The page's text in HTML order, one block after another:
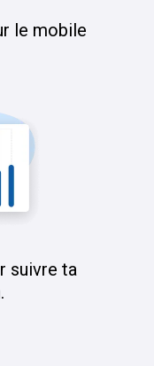
le mobile
suivre ta